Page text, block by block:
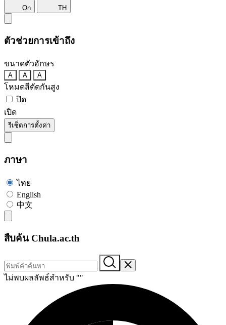
On TH
ตัวช่วยการเข้าถึง
ขนาดตัวอักษร
A A A
โหมดสีตัดกันสูง
ปิด
เปิด
รีเซ็ตการตั้งค่า
ภาษา
ไทย
English
中文
สืบค้น Chula.ac.th
ไม่พบผลลัพธ์สำหรับ ""